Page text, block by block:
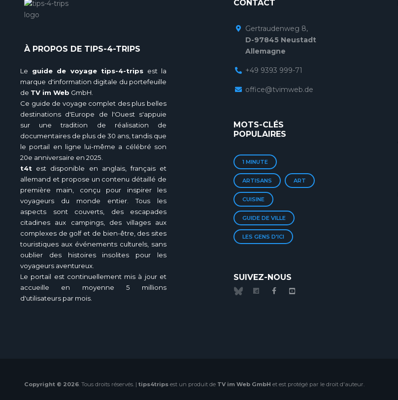
À PROPOS DE TIPS-4-TRIPS
Le guide de voyage tips-4-trips est la
marque d'information digitale du portefeuille
de TV im Web GmbH.
Ce guide de voyage complet des plus belles
destinations d'Europe de l'Ouest s'appuie
sur une tradition de réalisation de
documentaires de plus de 30 ans, tandis que
le portail en ligne lui-même a célébré son
20e anniversaire en 2025.
t4t est disponible en anglais, français et
allemand et propose un contenu détaillé de
première main, conçu pour inspirer les
voyageurs du monde entier. Tous les
aspects sont couverts, des escapades
citadines aux campings, des villages aux
complexes de golf et de bien-être, des sites
touristiques aux événements culturels, sans
oublier des histoires insolites pour les
voyageurs aventureux.
Le portail est continuellement mis à jour et
accueille en moyenne 5 millions
d'utilisateurs par mois.
CONTACT
Gertraudenweg 8,
D-97845 Neustadt
Allemagne
+49 9393 999-71
office@tvimweb.de
MOTS-CLÉS
POPULAIRES
1 MINUTE
ARTISANS ART
CUISINE
GUIDE DE VILLE
LES GENS D'ICI
SUIVEZ-NOUS
Copyright © 2026. Tous droits réservés. | tips4trips est un produit de TV im Web GmbH et est protégé par le droit d'auteur.